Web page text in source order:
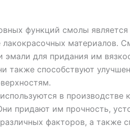
функций смолы является
лакокрасочных материалов.
эмали для придания им
также способствуют
в производстве
придают им прочность,
факторов, а также